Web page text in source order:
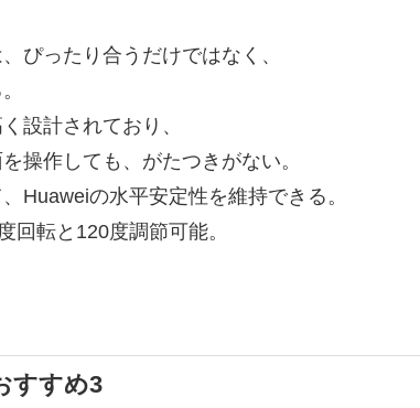
ぴったり合うだけではなく、
設計されており、
操作しても、がたつきがない。
Huaweiの水平安定性を維持できる。
回転と120度調節可能。
すすめ3